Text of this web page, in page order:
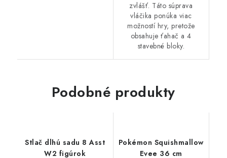
zvlášť. Táto súprava
vláčika ponúka viac
možností hry, pretože
obsahuje ťahač a 4
stavebné bloky.
Podobné produkty
Stlač dlhú sadu 8 Asst
W2 figúrok
Pokémon Squishmallow
Evee 36 cm